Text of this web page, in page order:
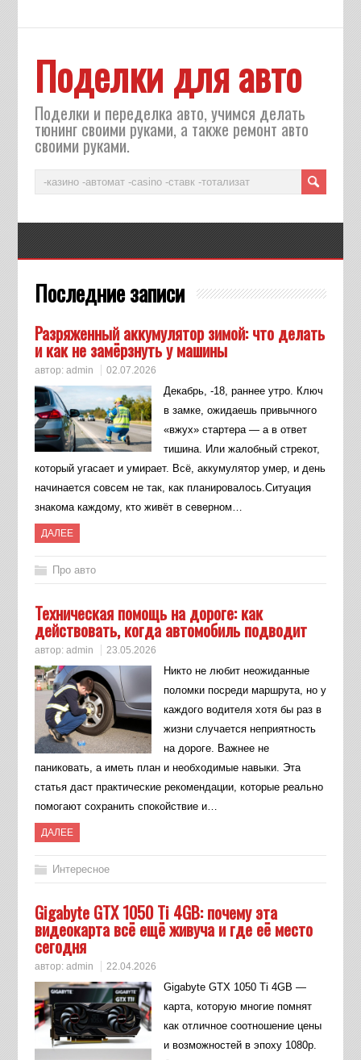
Поделки для авто
Поделки и переделка авто, учимся делать
тюнинг своими руками, а также ремонт авто
своими руками.
Последние записи
Разряженный аккумулятор зимой: что делать
и как не замёрзнуть у машины
автор: admin 02.07.2026
Декабрь, -18, раннее утро. Ключ
в замке, ожидаешь привычного
«вжух» стартера — а в ответ
тишина. Или жалобный стрекот,
который угасает и умирает. Всё, аккумулятор умер, и день
начинается совсем не так, как планировалось.Ситуация
знакома каждому, кто живёт в северном…
ДАЛЕЕ
Про авто
Техническая помощь на дороге: как
действовать, когда автомобиль подводит
автор: admin 23.05.2026
Никто не любит неожиданные
поломки посреди маршрута, но у
каждого водителя хотя бы раз в
жизни случается неприятность
на дороге. Важнее не
паниковать, а иметь план и необходимые навыки. Эта
статья даст практические рекомендации, которые реально
помогают сохранить спокойствие и…
ДАЛЕЕ
Интересное
Gigabyte GTX 1050 Ti 4GB: почему эта
видеокарта всё ещё живуча и где её место
сегодня
автор: admin 22.04.2026
Gigabyte GTX 1050 Ti 4GB —
карта, которую многие помнят
как отличное соотношение цены
и возможностей в эпоху 1080p.